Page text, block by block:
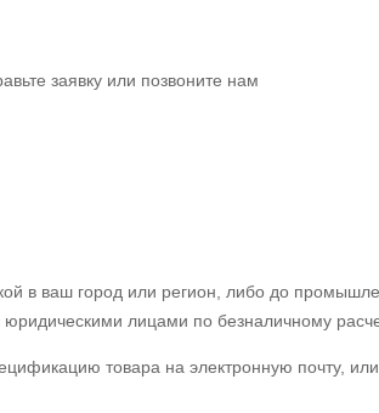
заявку или позвоните нам
в ваш город или регион, либо до
лицами по безналичному
товара на электронную почту,